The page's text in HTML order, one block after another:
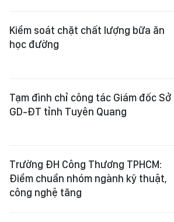
Kiểm soát chặt chất lượng bữa ăn
học đường
Tạm đình chỉ công tác Giám đốc Sở
GD-ĐT tỉnh Tuyên Quang
Trường ĐH Công Thương TPHCM:
Điểm chuẩn nhóm ngành kỹ thuật,
công nghệ tăng